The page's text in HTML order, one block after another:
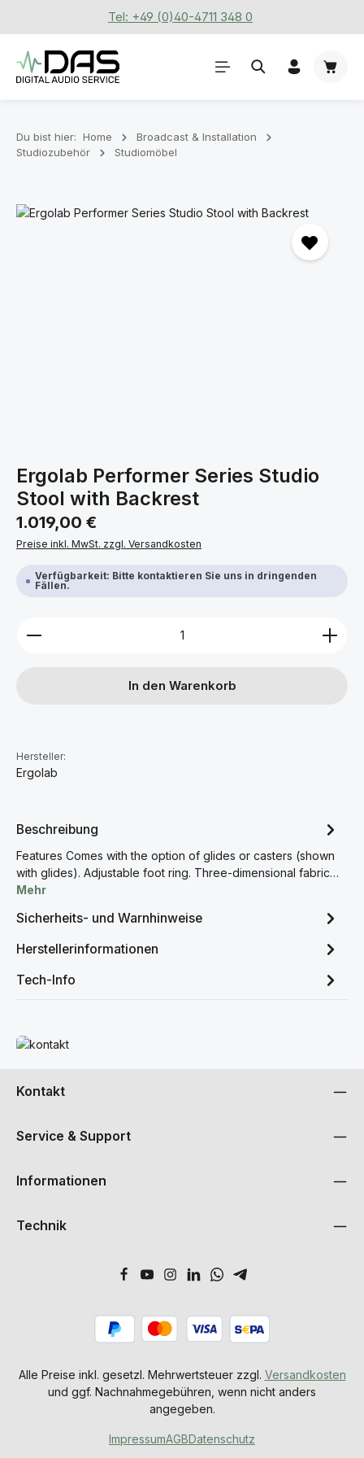
Zum Hauptinhalt springenTel: +49 (0)40-4711 348 0
Du bist hier: Home
Broadcast & Installation
Studiozubehör
Studiomöbel
Bildergalerie überspringen
Ergolab Performer Series Studio
Stool with Backrest
Regulärer Preis:
1.019,00 €
Preise inkl. MwSt. zzgl. Versandkosten
Verfügbarkeit: Bitte kontaktieren Sie uns in dringenden
Fällen.
Produkt Anzahl: Gib den gewünschten Wert ein
In den Warenkorb
Hersteller:
Ergolab
Beschreibung
Features Comes with the option of glides or casters (shown
with glides). Adjustable foot ring. Three-dimensional fabric…
Mehr
Sicherheits- und Warnhinweise
Herstellerinformationen
Tech-Info
Mehr erfahren
Kontakt
Service & Support
Informationen
Technik
Alle Preise inkl. gesetzl. Mehrwertsteuer zzgl. Versandkosten
und ggf. Nachnahmegebühren, wenn nicht anders
angegeben.
ImpressumAGBDatenschutz